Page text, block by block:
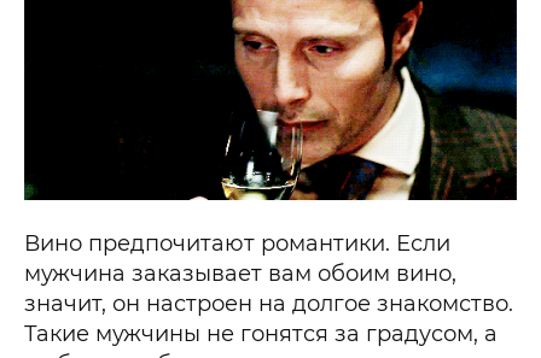
Вино предпочитают романтики. Если
мужчина заказывает вам обоим вино,
значит, он настроен на долгое знакомство.
Такие мужчины не гонятся за градусом, а